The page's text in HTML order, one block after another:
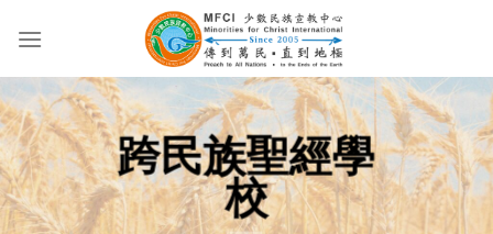
跨民族聖經學
校